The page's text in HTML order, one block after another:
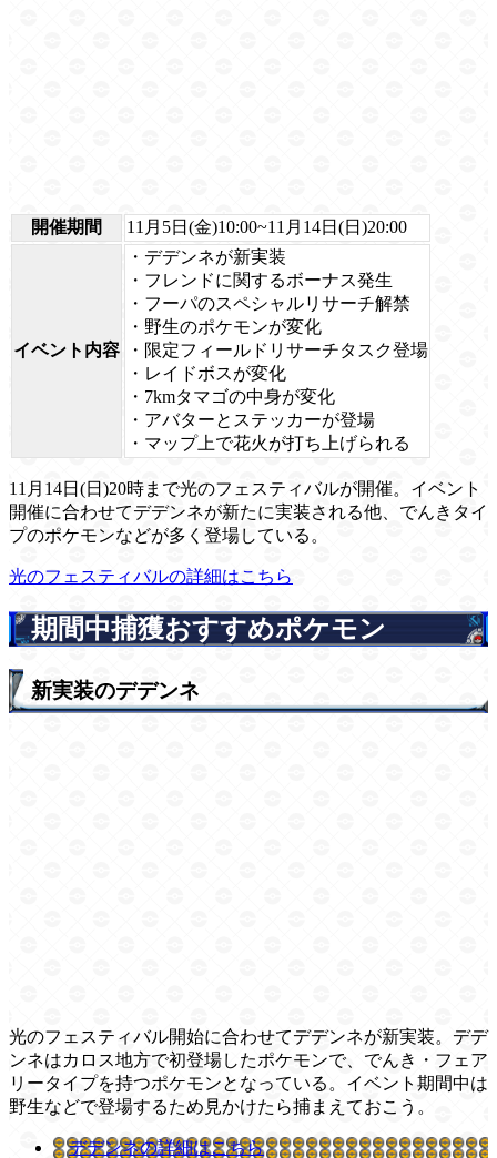
開催期間 11月5日(金)10:00~11月14日(日)20:00
イベント内容
・デデンネが新実装
・フレンドに関するボーナス発生
・フーパのスペシャルリサーチ解禁
・野生のポケモンが変化
・限定フィールドリサーチタスク登場
・レイドボスが変化
・7kmタマゴの中身が変化
・アバターとステッカーが登場
・マップ上で花火が打ち上げられる
11月14日(日)20時まで光のフェスティバルが開催。イベント
開催に合わせてデデンネが新たに実装される他、でんきタイ
プのポケモンなどが多く登場している。
光のフェスティバルの詳細はこちら
期間中捕獲おすすめポケモン
新実装のデデンネ
光のフェスティバル開始に合わせてデデンネが新実装。デデ
ンネはカロス地方で初登場したポケモンで、でんき・フェア
リータイプを持つポケモンとなっている。イベント期間中は
野生などで登場するため見かけたら捕まえておこう。
デデンネの詳細はこちら